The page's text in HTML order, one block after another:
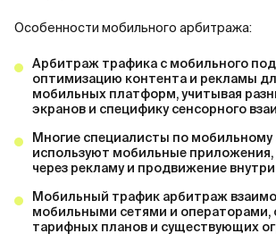
Особенности мобильного арбитража:
Арбитраж трафика с мобильного
оптимизацию контента и рекламы
мобильных платформ, учитывая
экранов и специфику сенсорного
Многие специалисты по мобильному
используют мобильные приложения,
через рекламу и продвижение
Мобильный трафик арбитраж
мобильными сетями и операторами,
тарифных планов и существующих